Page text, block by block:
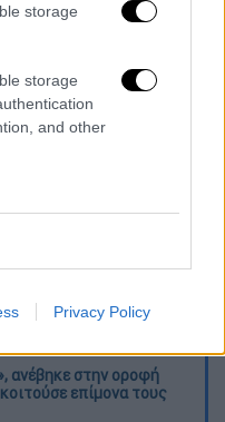
storage
storage
and other
Privacy Policy
καταχώρηση
-
αυτοψίες στις
που δολοφονήθηκε
ανέβηκε στην οροφή
επίμονα τους